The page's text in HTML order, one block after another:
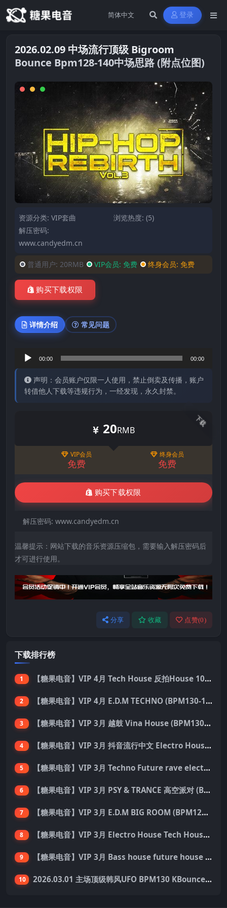
登录
2026.02.09 中场流行顶级 Bigroom
Bounce Bpm128-140中场思路 (附点位图)
资源分类: VIP套曲
浏览热度: (5)
解压密码:
www.candyedm.cn
普通用户: 20RMB VIP会员: 免费 终身会员: 免费
购买下载权限
详情介绍 常见问题
频
放
00:00 00:00
声明：会员账户仅限一人使用，禁止倒卖及传播，账户
转借他人下载等违规行为，一经发现，永久封禁。
下载
20RMB
VIP会员
免费
终身会员
免费
购买下载权限
解压密码: www.candyedm.cn
温馨提示：网站下载的音乐资源压缩包，需要输入解压密码后
才可进行使用。
分享 收藏 点赞(0)
下载排行榜
1 【糖果电音】VIP 4月 Tech House 反拍House 100首 Pack
2 【糖果电音】VIP 4月 E.D.M TECHNO (BPM130-150) 国内外优秀制作人ID 137首 Pack
3 【糖果电音】VIP 3月 越鼓 Vina House (BPM130-140) 33首 Pack
4 【糖果电音】VIP 3月 抖音流行中文 Electro House 227首 Pack
5 【糖果电音】VIP 3月 Techno Future rave electro hard dance 136首 Pack
6 【糖果电音】VIP 3月 PSY & TRANCE 高空派对 (BPM138-150) 55首 Pack
7 【糖果电音】VIP 3月 E.D.M BIG ROOM (BPM128-140) 外网资源 149首 Pack
8 【糖果电音】VIP 3月 Electro House Tech House 200首 Pack
9 【糖果电音】VIP 3月 Bass house future house Tech house 155首 Pack
10 2026.03.01 主场顶级韩风UFO BPM130 KBounce&Techno&House心动派对思路（附点位图）